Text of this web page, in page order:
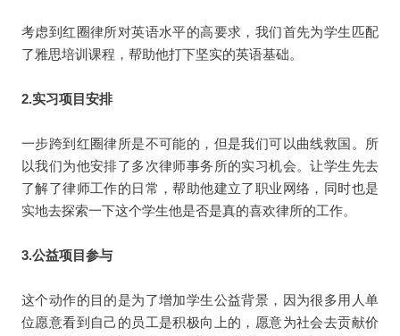
考虑到红圈律所对英语水平的高要求，我们首先为学生匹配
了雅思培训课程，帮助他打下坚实的英语基础。
2.实习项目安排
一步跨到红圈律所是不可能的，但是我们可以曲线救国。所
以我们为他安排了多次律师事务所的实习机会。让学生先去
了解了律师工作的日常，帮助他建立了职业网络，同时也是
实地去探索一下这个学生他是否是真的喜欢律所的工作。
3.公益项目参与
这个动作的目的是为了增加学生公益背景，因为很多用人单
位愿意看到自己的员工是积极向上的，愿意为社会去贡献价